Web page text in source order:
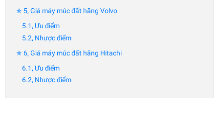
✯ 5, Giá máy múc đất hãng Volvo
5.1, Ưu điểm
5.2, Nhược điểm
✯ 6, Giá máy múc đất hãng Hitachi
6.1, Ưu điểm
6.2, Nhược điểm